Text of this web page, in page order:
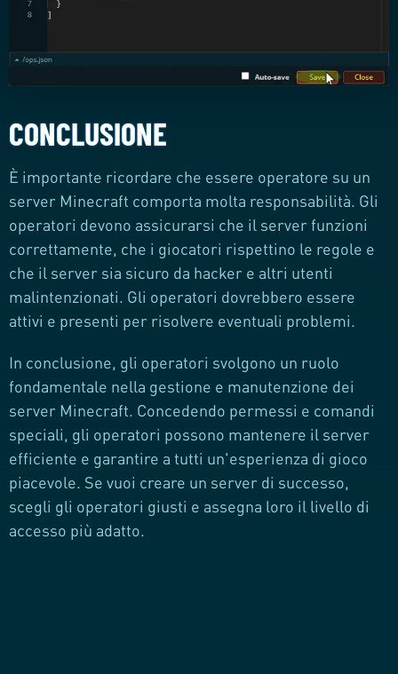
CONCLUSIONE
È importante ricordare che essere operatore su un
server Minecraft comporta molta responsabilità. Gli
operatori devono assicurarsi che il server funzioni
correttamente, che i giocatori rispettino le regole e
che il server sia sicuro da hacker e altri utenti
malintenzionati. Gli operatori dovrebbero essere
attivi e presenti per risolvere eventuali problemi.
In conclusione, gli operatori svolgono un ruolo
fondamentale nella gestione e manutenzione dei
server Minecraft. Concedendo permessi e comandi
speciali, gli operatori possono mantenere il server
efficiente e garantire a tutti un'esperienza di gioco
piacevole. Se vuoi creare un server di successo,
scegli gli operatori giusti e assegna loro il livello di
accesso più adatto.